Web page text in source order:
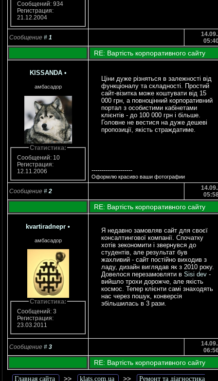
Сообщений: 934
Регистрация:
21.12.2004
Сообщение#1
RE: Вартість корпоративного сайту
KISSANDA •
амбасадор
Статистика:
Сообщений: 10
Регистрация:
12.11.2006
Ціни дуже різняться в залежності від
функціоналу та складності. Простий
сайт-візитка може коштувати від 15
000 грн, а повноцінний корпоративний
портал з особистими кабінетами
клієнтів - до 100 000 грн і більше.
Головне не вестися на дуже дешеві
пропозиції, якість страждатиме.
---------------------
Оформлю красиво ваши фотографии
Сообщение#2
RE: Вартість корпоративного сайту
kvartiradnepr •
амбасадор
Статистика:
Сообщений: 3
Регистрация:
23.03.2011
Я недавно замовляв сайт для своєї
консалтингової компанії. Спочатку
хотів зекономити і звернувся до
студентів, але результат був
жахливий - сайт постійно виходив з
ладу, дизайн виглядав як з 2010 року.
Довелося перезамовляти вSisi dev -
вийшло трохи дорожче, але якість
космос. Тепер клієнти самі знаходять
нас через пошук, конверсія
збільшилась в 3 рази.
Сообщение#3
RE: Вартість корпоративного сайту
Главная сайта >> klats.com.ua >> Ремонт та діагностика